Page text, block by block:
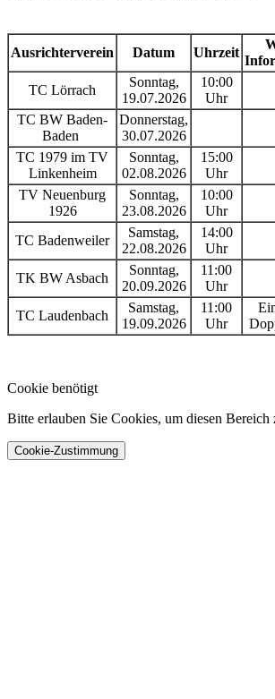
Ausrichterverein Datum Uhrzeit
TC Lörrach
Sonntag,
19.07.2026
10:00
Uhr
TC BW Baden-
Baden
Donnerstag,
30.07.2026
TC 1979 im TV
Linkenheim
Sonntag,
02.08.2026
15:00
Uhr
TV Neuenburg
1926
Sonntag,
23.08.2026
10:00
Uhr
TC Badenweiler
Samstag,
22.08.2026
14:00
Uhr
TK BW Asbach
Sonntag,
20.09.2026
11:00
Uhr
TC Laudenbach
Samstag,
19.09.2026
11:00
Uhr
Cookie benötigt
Bitte erlauben Sie Cookies, um diesen Bereich
Cookie-Zustimmung